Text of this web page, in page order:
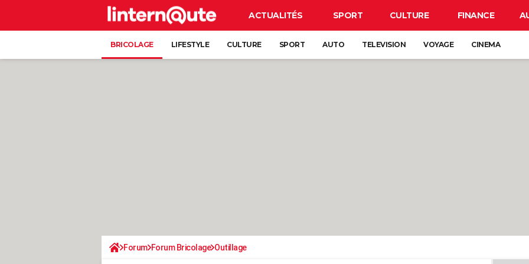
ACTUALITÉS SPORT CULTURE FINANCE
BRICOLAGE LIFESTYLE CULTURE SPORT AUTO TELEVISION VOYAGE CINEMA
Forum Forum Bricolage Outillage